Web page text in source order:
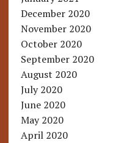
December 2020
November 2020
October 2020
September 2020
August 2020
July 2020
June 2020
May 2020
April 2020